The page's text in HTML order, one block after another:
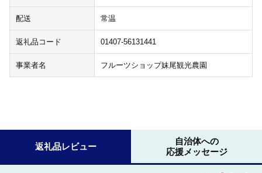
配送 常温
返礼品コード 01407-56131441
事業者名 フルーツショップ妹尾観光農園
返礼品レビュー
自治体への
応援メッセージ